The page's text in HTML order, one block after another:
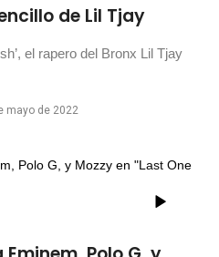
de Lil Tjay
el rapero del Bronx Lil Tjay
mayo de 2022